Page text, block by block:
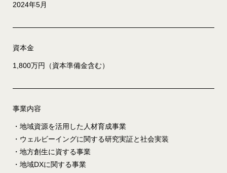
2024年5月
資本金
1,800万円（資本準備金含む）
事業内容
・地域資源を活用した人材育成事業
・ウェルビーイングに関する研究実証と社会実装
・地方創生に資する事業
・地域DXに関する事業